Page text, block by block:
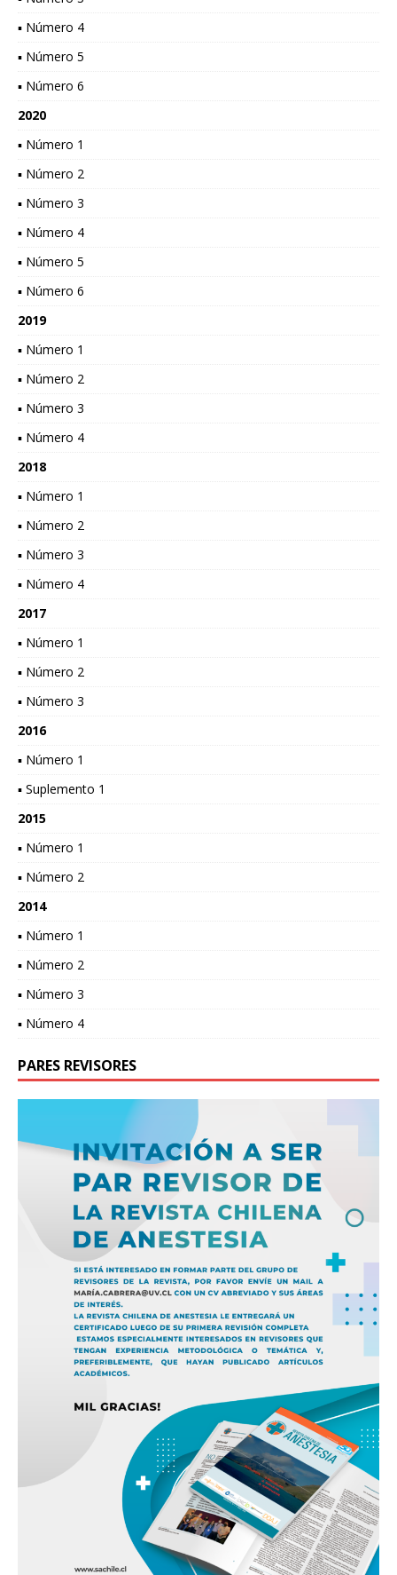
▪ Número 4
▪ Número 5
▪ Número 6
2020
▪ Número 1
▪ Número 2
▪ Número 3
▪ Número 4
▪ Número 5
▪ Número 6
2019
▪ Número 1
▪ Número 2
▪ Número 3
▪ Número 4
2018
▪ Número 1
▪ Número 2
▪ Número 3
▪ Número 4
2017
▪ Número 1
▪ Número 2
▪ Número 3
2016
▪ Número 1
▪ Suplemento 1
2015
▪ Número 1
▪ Número 2
2014
▪ Número 1
▪ Número 2
▪ Número 3
▪ Número 4
PARES REVISORES